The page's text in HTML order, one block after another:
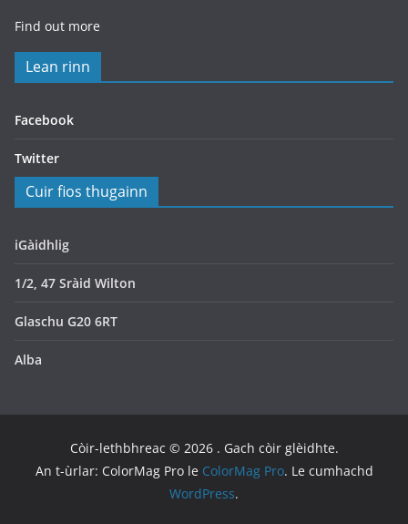
Find out more
Lean rinn
Facebook
Twitter
Cuir fios thugainn
iGàidhlig
1/2, 47 Sràid Wilton
Glaschu G20 6RT
Alba
Còir-lethbhreac © 2026 . Gach còir glèidhte.
An t-ùrlar: ColorMag Pro le ColorMag Pro. Le cumhachd
WordPress.